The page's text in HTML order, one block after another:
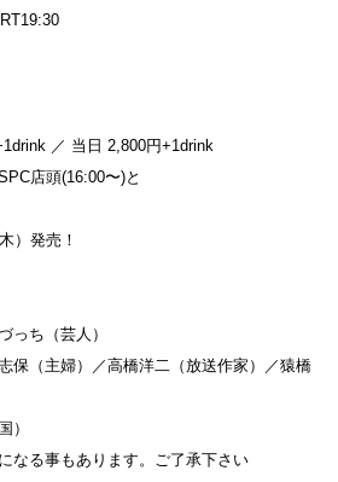
／ 当日 2,800円+1drink
店頭(16:00〜)と
）発売！
っち（芸人）
保（主婦）／高橋洋二（放送作家）／猿橋
）
なる事もあります。ご了承下さい